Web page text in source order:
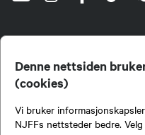
Denne nettsiden
(cookies)
Vi bruker
NJFFs nettsteder bedre.
jegere og sportsfiskere og et av de
fiske i Norge. Vi er en partipolitisk nøytral